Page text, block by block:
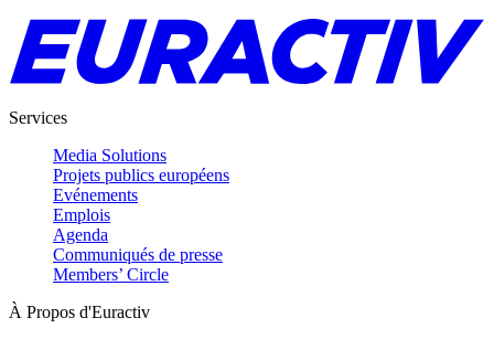
Services
Media Solutions
Projets publics européens
Evénements
Emplois
Agenda
Communiqués de presse
Members’ Circle
À Propos d'Euractiv